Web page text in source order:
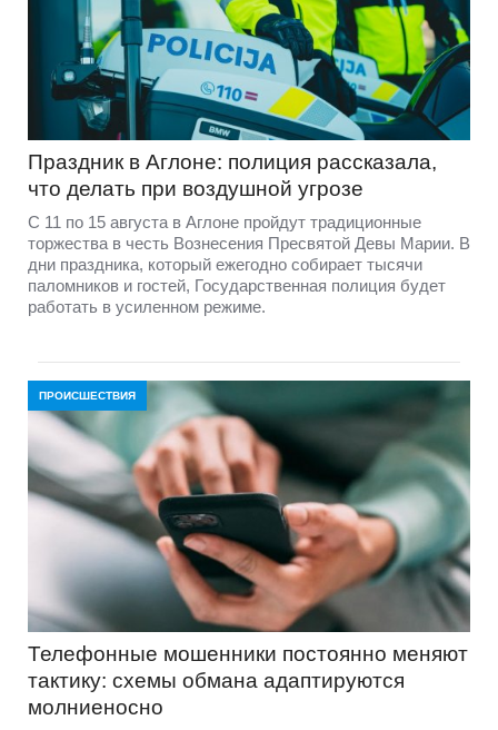
Праздник в Аглоне: полиция рассказала,
что делать при воздушной угрозе
С 11 по 15 августа в Аглоне пройдут традиционные
торжества в честь Вознесения Пресвятой Девы Марии. В
дни праздника, который ежегодно собирает тысячи
паломников и гостей, Государственная полиция будет
работать в усиленном режиме.
ПРОИСШЕСТВИЯ
Телефонные мошенники постоянно меняют
тактику: схемы обмана адаптируются
молниеносно